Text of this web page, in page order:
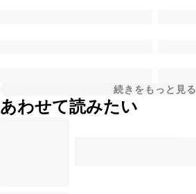
続きをもっと見る
あわせて読みたい